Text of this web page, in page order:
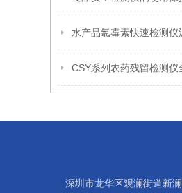
水产品氯霉素快速检测仪
深圳市龙华区观澜街道新